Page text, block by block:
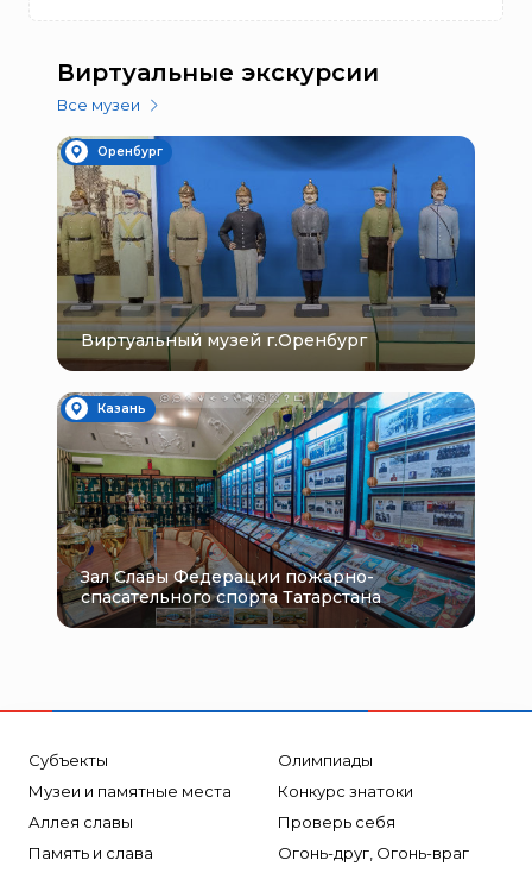
Виртуальные экскурсии
Все музеи
Оренбург
Виртуальный музей г.Оренбург
Казань
Зал Славы Федерации пожарно-
спасательного спорта Татарстана
Субъекты
Музеи и памятные места
Аллея славы
Память и слава
Олимпиады
Конкурс знатоки
Проверь себя
Огонь-друг, Огонь-враг